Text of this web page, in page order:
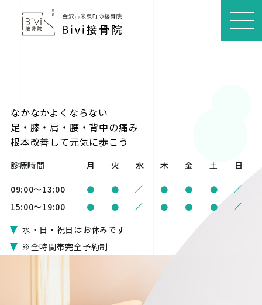
MEN
U
なかなかよくならない
足・膝・肩・腰・背中の痛み
根本改善 して元気に歩こう
診療時間 月 火 水 木 金 土 日
09:00〜13:00 ● ● / ● ● ● /
15:00〜19:00 ● ● / ● ● ● /
水・日・祝日はお休みです
※全時間帯完全予約制